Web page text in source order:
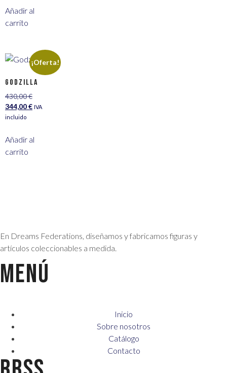
Añadir al
carrito
¡Oferta!
Godzilla
430,00€
344,00€ IVA
incluido
Añadir al
carrito
En Dreams Federations, diseñamos y fabricamos figuras y
artículos coleccionables a medida.
MENÚ
Inicio
Sobre nosotros
Catálogo
Contacto